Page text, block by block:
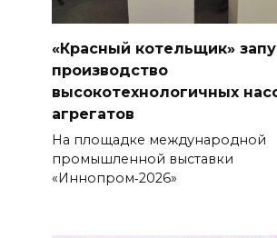
«Красный котельщик»
производство
высокотехнологичных
агрегатов
На площадке международной
промышленной выставки
«Иннопром‑2026»